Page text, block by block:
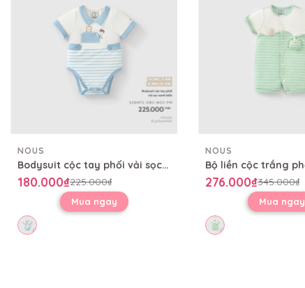
NOUS
Bodysuit cộc tay phối vải sọc xanh biển
180.000₫225.000₫
Mua ngay
NOUS
276.000₫345.000₫
Mua ngay